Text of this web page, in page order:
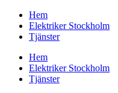
Hem
Elektriker Stockholm
Tjänster
Hem
Elektriker Stockholm
Tjänster